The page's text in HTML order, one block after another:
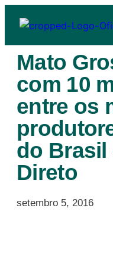
Mato
com 10
entre os
do Brasil
Direto
setembro 5, 2016